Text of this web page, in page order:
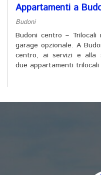
Appartamenti a
Budoni
Budoni centro –
garage opzionale. A
centro, ai servizi e alla
due appartamenti trilocali